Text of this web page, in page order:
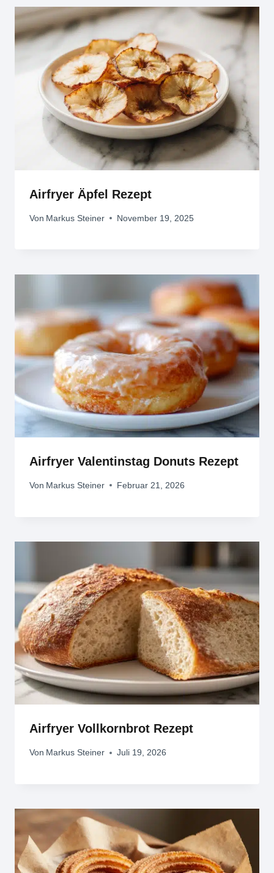
Airfryer Äpfel Rezept
Von Markus Steiner November 19, 2025
Airfryer Valentinstag Donuts Rezept
Von Markus Steiner Februar 21, 2026
Airfryer Vollkornbrot Rezept
Von Markus Steiner Juli 19, 2026